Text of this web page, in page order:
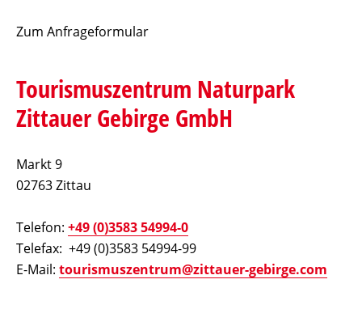
Zum Anfrageformular
Tourismuszentrum Naturpark
Zittauer Gebirge GmbH
Markt 9
02763 Zittau
Telefon: +49 (0)3583 54994-0
Telefax: +49 (0)3583 54994-99
E-Mail: tourismuszentrum@zittauer-gebirge.com